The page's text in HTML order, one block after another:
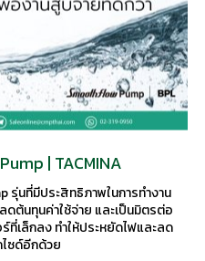
| TACMINA
รุ่นที่มีประสิทธิภาพในการทำงาน
ต้นทุนค่าใช้จ่าย และเป็นมิตรต่อ
ที่เล็กลง ทำให้ประหยัดไฟและลด
ซด์อีกด้วย